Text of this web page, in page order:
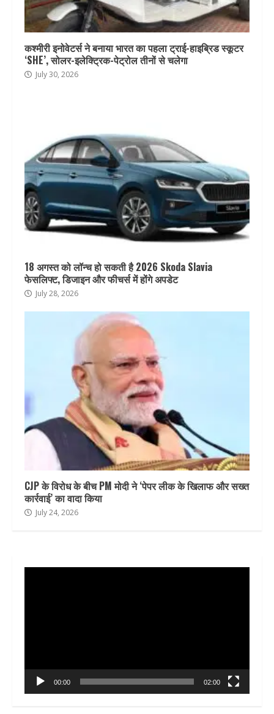
कश्मीरी इनोवेटर्स ने बनाया भारत का पहला ट्राई-हाइब्रिड स्कूटर
‘SHE’, सोलर-इलेक्ट्रिक-पेट्रोल तीनों से चलेगा
July 30, 2026
18 अगस्त को लॉन्च हो सकती है 2026 Skoda Slavia
फेसलिफ्ट, डिजाइन और फीचर्स में होंगे अपडेट
July 28, 2026
CJP के विरोध के बीच PM मोदी ने ‘पेपर लीक के खिलाफ और सख्त
कार्रवाई’ का वादा किया
July 24, 2026
00:00 02:00